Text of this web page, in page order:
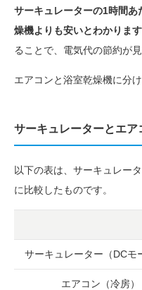
サーキュレーターの1時間
燥機よりも安いとわかります
ることで、電気代の節約が
エアコンと浴室乾燥機に分
サーキュレーターとエア
以下の表は、サーキュレー
に比較したものです。
サーキュレーター（DCモ
エアコン（冷房）